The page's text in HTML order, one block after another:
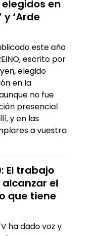
elegidos en
y ‘Arde
este año
escrito por
elegido
en la
no fue
presencial
y en las
a vuestra
El trabajo
el
que tiene
ha dado voz y